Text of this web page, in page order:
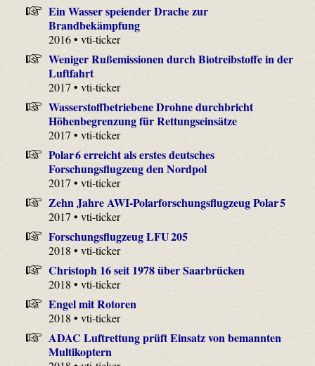
Ein Wasser speiender Drache zur
Brandbekämpfung
2016 • vti-ticker
Weniger Rußemissionen durch Biotreibstoffe in der
Luftfahrt
2017 • vti-ticker
Wasserstoffbetriebene Drohne durchbricht
Höhenbegrenzung für Rettungseinsätze
2017 • vti-ticker
Polar 6 erreicht als erstes deutsches
Forschungsflugzeug den Nordpol
2017 • vti-ticker
Zehn Jahre AWI-Polarforschungsflugzeug Polar 5
2017 • vti-ticker
Forschungsflugzeug LFU 205
2018 • vti-ticker
Christoph 16 seit 1978 über Saarbrücken
2018 • vti-ticker
Engel mit Rotoren
2018 • vti-ticker
ADAC Luftrettung prüft Einsatz von bemannten
Multikoptern